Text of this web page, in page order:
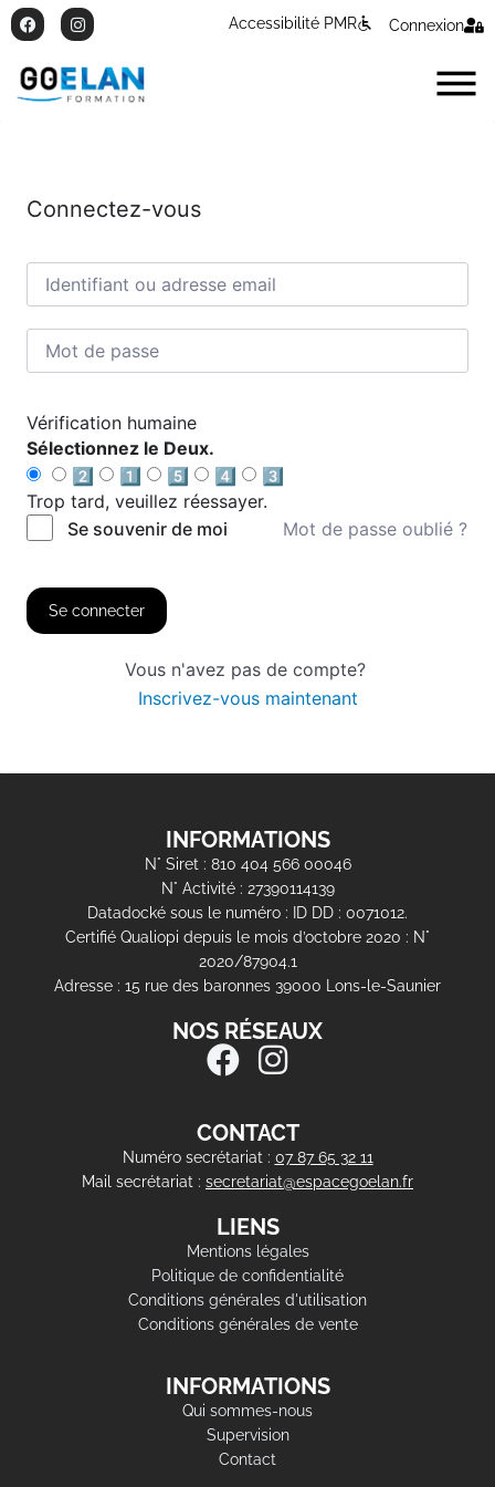
Accessibilité PMR Connexion
Connectez-vous
Vérification humaine
Sélectionnez le Deux.
2️⃣
1️⃣ 5️⃣ 4️⃣
3️⃣
Trop tard, veuillez réessayer.
Se souvenir de moi
Mot de passe oublié ?
Se connecter
Vous n'avez pas de compte?
Inscrivez-vous maintenant
INFORMATIONS
N° Siret : 810 404 566 00046
N° Activité : 27390114139
Datadocké sous le numéro : ID DD : 0071012.
Certifié Qualiopi depuis le mois d’octobre 2020 : N°
2020/87904.1
Adresse : 15 rue des baronnes 39000 Lons-le-Saunier
NOS RÉSEAUX
CONTACT
Numéro secrétariat : 07 87 65 32 11
Mail secrétariat : secretariat@espacegoelan.fr
LIENS
Mentions légales
Politique de confidentialité
Conditions générales d'utilisation
Conditions générales de vente
INFORMATIONS
Qui sommes-nous
Supervision
Contact